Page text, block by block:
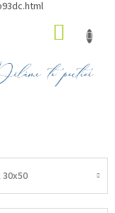
30x50